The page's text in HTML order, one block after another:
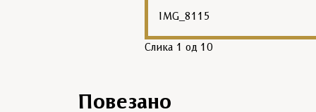
IMG_8115
Слика 1 од 10
Повезано